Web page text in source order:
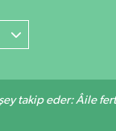
takip eder: Âile